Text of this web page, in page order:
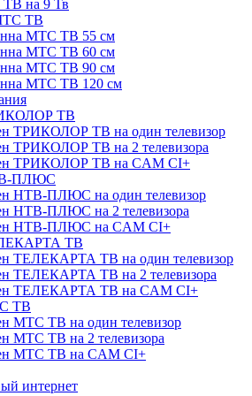
на 9 Тв
ТВ
МТС ТВ 55 см
МТС ТВ 60 см
МТС ТВ 90 см
МТС ТВ 120 см
ТВ
ТРИКОЛОР ТВ на один телевизор
ТРИКОЛОР ТВ на 2 телевизора
ТРИКОЛОР ТВ на CAM CI+
ПЛЮС
НТВ-ПЛЮС на один телевизор
НТВ-ПЛЮС на 2 телевизора
НТВ-ПЛЮС на CAM CI+
ТВ
ТЕЛЕКАРТА ТВ на один телевизор
ТЕЛЕКАРТА ТВ на 2 телевизора
ТЕЛЕКАРТА ТВ на CAM CI+
ТВ
МТС ТВ на один телевизор
МТС ТВ на 2 телевизора
МТС ТВ на CAM CI+
интернет